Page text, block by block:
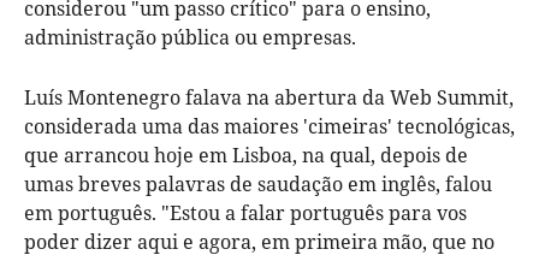
considerou "um passo crítico" para o ensino,
administração pública ou empresas.
Luís Montenegro falava na abertura da Web Summit,
considerada uma das maiores 'cimeiras' tecnológicas,
que arrancou hoje em Lisboa, na qual, depois de
umas breves palavras de saudação em inglês, falou
em português. "Estou a falar português para vos
poder dizer aqui e agora, em primeira mão, que no